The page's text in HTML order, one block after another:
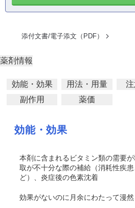
添付文書/電子添文（PDF）
薬剤情報
効能・効果 用法・用量
副作用
薬価
効能・効果
本剤に含まれるビタミン類の需要
取が不十分な際の補給（消耗性疾
ど）、炎症後の色素沈着
効果がないのに月余にわたって漫然